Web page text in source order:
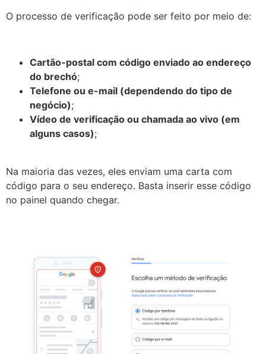
O processo de verificação pode ser feito por meio de:
Cartão-postal com código enviado ao endereço
do brechó;
Telefone ou e-mail (dependendo do tipo de
negócio);
Vídeo de verificação ou chamada ao vivo (em
alguns casos);
Na maioria das vezes, eles enviam uma carta com
código para o seu endereço. Basta inserir esse código
no painel quando chegar.